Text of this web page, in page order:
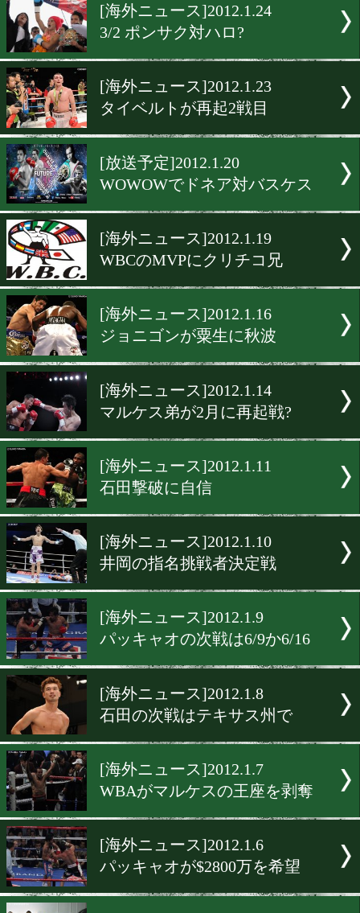
[海外ニュース]2012.1.26
リゴンドーがドネアを挑発
[戦力分析]2012.1.26
2/4 ドネアvsバスケス
[海外ニュース]2012.1.24
[海外ニュース]2012.1.23
タイベルトが再起2戦目
[放送予定]2012.1.20
WOWOWでドネア対バス
[海外ニュース]2012.1.19
WBCのMVPにクリチコ兄
[海外ニュース]2012.1.16
ジョニゴンが粟生に秋波
[海外ニュース]2012.1.14
[海外ニュース]2012.1.11
石田撃破に自信
[海外ニュース]2012.1.10
井岡の指名挑戦者決定戦